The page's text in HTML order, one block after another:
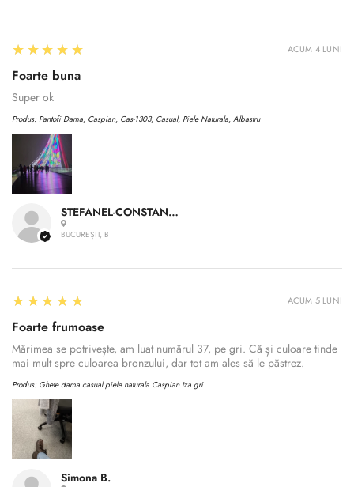
STEFANEL-CONSTANTIN A.
BUCUREȘTI, B
5
★★★★★
Foarte buna
Super ok
Produs: Pantofi Dama, Caspian, Cas-1303, Casual, Piele Naturala, Albastru
ACUM 4 LUNI
Simona B.
5
★★★★★
Foarte frumoase
Mărimea se potrivește, am luat numărul 37, pe gri. Că și culoare tinde
mai mult spre culoarea bronzului, dar tot am ales să le păstrez.
Produs: Ghete dama casual piele naturala Caspian Iza gri
ACUM 5 LUNI